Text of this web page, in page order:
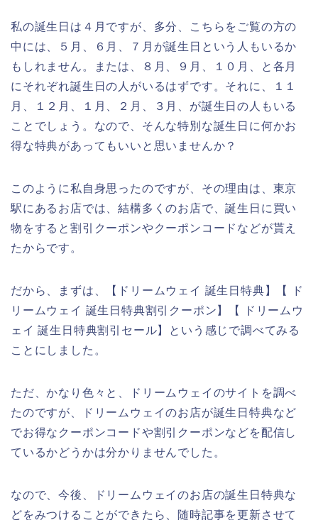
私の誕生日は４月ですが、多分、こちらをご覧の方の
中には、５月、６月、７月が誕生日という人もいるか
もしれません。または、８月、９月、１０月、と各月
にそれぞれ誕生日の人がいるはずです。それに、１１
月、１２月、１月、２月、３月、が誕生日の人もいる
ことでしょう。なので、そんな特別な誕生日に何かお
得な特典があってもいいと思いませんか？
このように私自身思ったのですが、その理由は、東京
駅にあるお店では、結構多くのお店で、誕生日に買い
物をすると割引クーポンやクーポンコードなどが貰え
たからです。
だから、まずは、【ドリームウェイ 誕生日特典】【 ド
リームウェイ 誕生日特典割引クーポン】【 ドリームウ
ェイ 誕生日特典割引セール】という感じで調べてみる
ことにしました。
ただ、かなり色々と、ドリームウェイのサイトを調べ
たのですが、ドリームウェイのお店が誕生日特典など
でお得なクーポンコードや割引クーポンなどを配信し
ているかどうかは分かりませんでした。
なので、今後、ドリームウェイのお店の誕生日特典な
どをみつけることができたら、随時記事を更新させて